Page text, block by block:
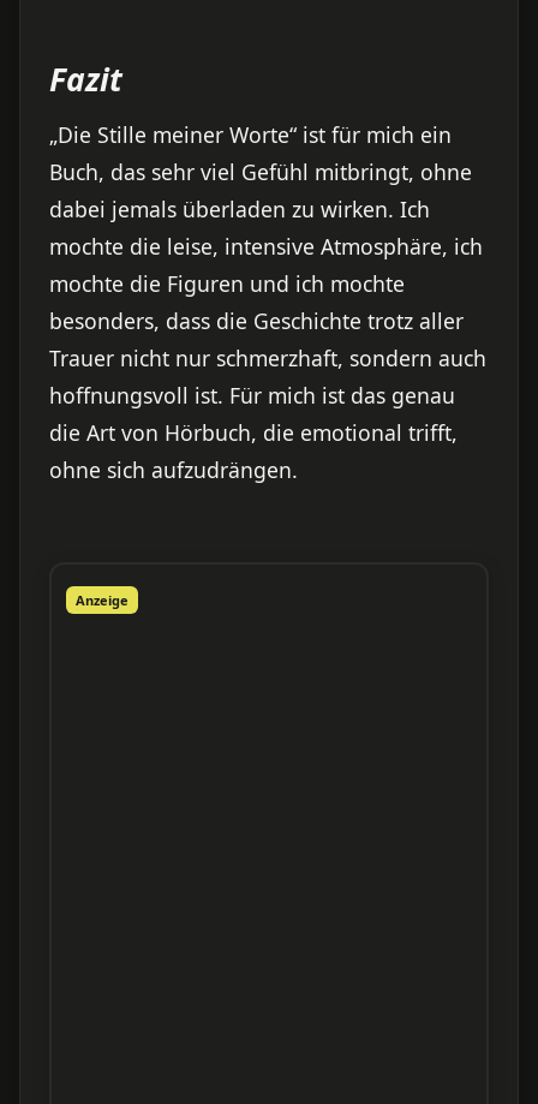
Fazit
„Die Stille meiner Worte“ ist für mich ein
Buch, das sehr viel Gefühl mitbringt, ohne
dabei jemals überladen zu wirken. Ich
mochte die leise, intensive Atmosphäre, ich
mochte die Figuren und ich mochte
besonders, dass die Geschichte trotz aller
Trauer nicht nur schmerzhaft, sondern auch
hoffnungsvoll ist. Für mich ist das genau
die Art von Hörbuch, die emotional trifft,
ohne sich aufzudrängen.
Anzeige